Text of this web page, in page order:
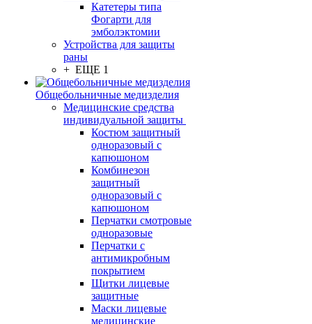
Катетеры типа
Фогарти для
эмболэктомии
Устройства для защиты
раны
+ ЕЩЕ 1
Общебольничные медизделия
Медицинские средства
индивидуальной защиты
Костюм защитный
одноразовый с
капюшоном
Комбинезон
защитный
одноразовый с
капюшоном
Перчатки смотровые
одноразовые
Перчатки с
антимикробным
покрытием
Щитки лицевые
защитные
Маски лицевые
медицинские